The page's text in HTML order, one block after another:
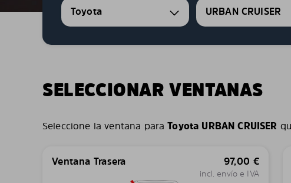
Toyota URBAN CRUISER
SELECCIONAR VENTANAS
Seleccione la ventana paraToyota URBAN CRUISER
Ventana Trasera 97,00 €
incl. envío e IVA